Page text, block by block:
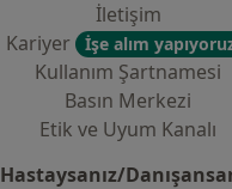
İletişim
Kariyer
İşe alım
Kullanım Şartnamesi
Basın Merkezi
Etik ve Uyum Kanalı
Hastaysanız/